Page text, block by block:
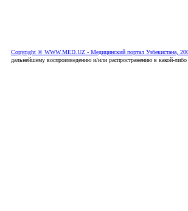
Copyright © WWW.MED.UZ - Медицинский портал Узбекистана,
дальнейшему воспроизведению и/или распространению в какой-